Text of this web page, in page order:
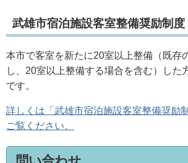
武雄市宿泊施設客室整備奨励制度
本市で客室を新たに20室以上整備（既存
し、20室以上整備する場合を含む）した
です。
詳しくは「武雄市宿泊施設客室整備奨励
ご覧ください。
問い合わせ